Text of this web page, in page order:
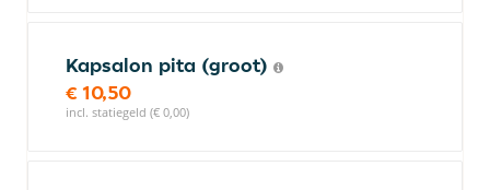
Kapsalon pita (groot)
€ 10,50
incl. statiegeld (€ 0,00)